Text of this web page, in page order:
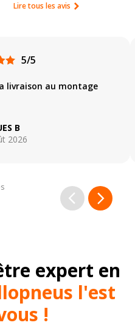
Lire tous les avis
5/5
livraison au montage
B
2026
expert en
l'est
!